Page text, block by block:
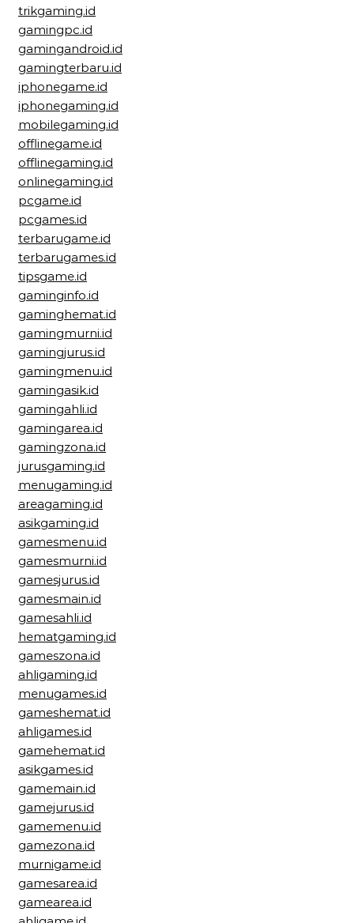
trikgaming.id
gamingpc.id
gamingandroid.id
gamingterbaru.id
iphonegame.id
iphonegaming.id
mobilegaming.id
offlinegame.id
offlinegaming.id
onlinegaming.id
pcgame.id
pcgames.id
terbarugame.id
terbarugames.id
tipsgame.id
gaminginfo.id
gaminghemat.id
gamingmurni.id
gamingjurus.id
gamingmenu.id
gamingasik.id
gamingahli.id
gamingarea.id
gamingzona.id
jurusgaming.id
menugaming.id
areagaming.id
asikgaming.id
gamesmenu.id
gamesmurni.id
gamesjurus.id
gamesmain.id
gamesahli.id
hematgaming.id
gameszona.id
ahligaming.id
menugames.id
gameshemat.id
ahligames.id
gamehemat.id
asikgames.id
gamemain.id
gamejurus.id
gamemenu.id
gamezona.id
murnigame.id
gamesarea.id
gamearea.id